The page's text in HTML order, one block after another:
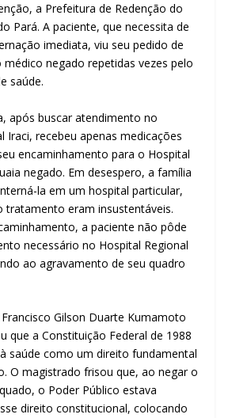
a Prefeitura de Redenção do
Pará. A paciente, que necessita de
imediata, viu seu pedido de
negado repetidas vezes pelo
saúde.
após buscar atendimento no
Iraci, recebeu apenas medicações
encaminhamento para o Hospital
negado. Em desespero, a família
la em um hospital particular,
tratamento eram insustentáveis.
a paciente não pôde
necessário no Hospital Regional
ao agravamento de seu quadro
Gilson Duarte Kumamoto
que a Constituição Federal de 1988
saúde como um direito fundamental
O magistrado frisou que, ao negar o
o Poder Público estava
direito constitucional, colocando